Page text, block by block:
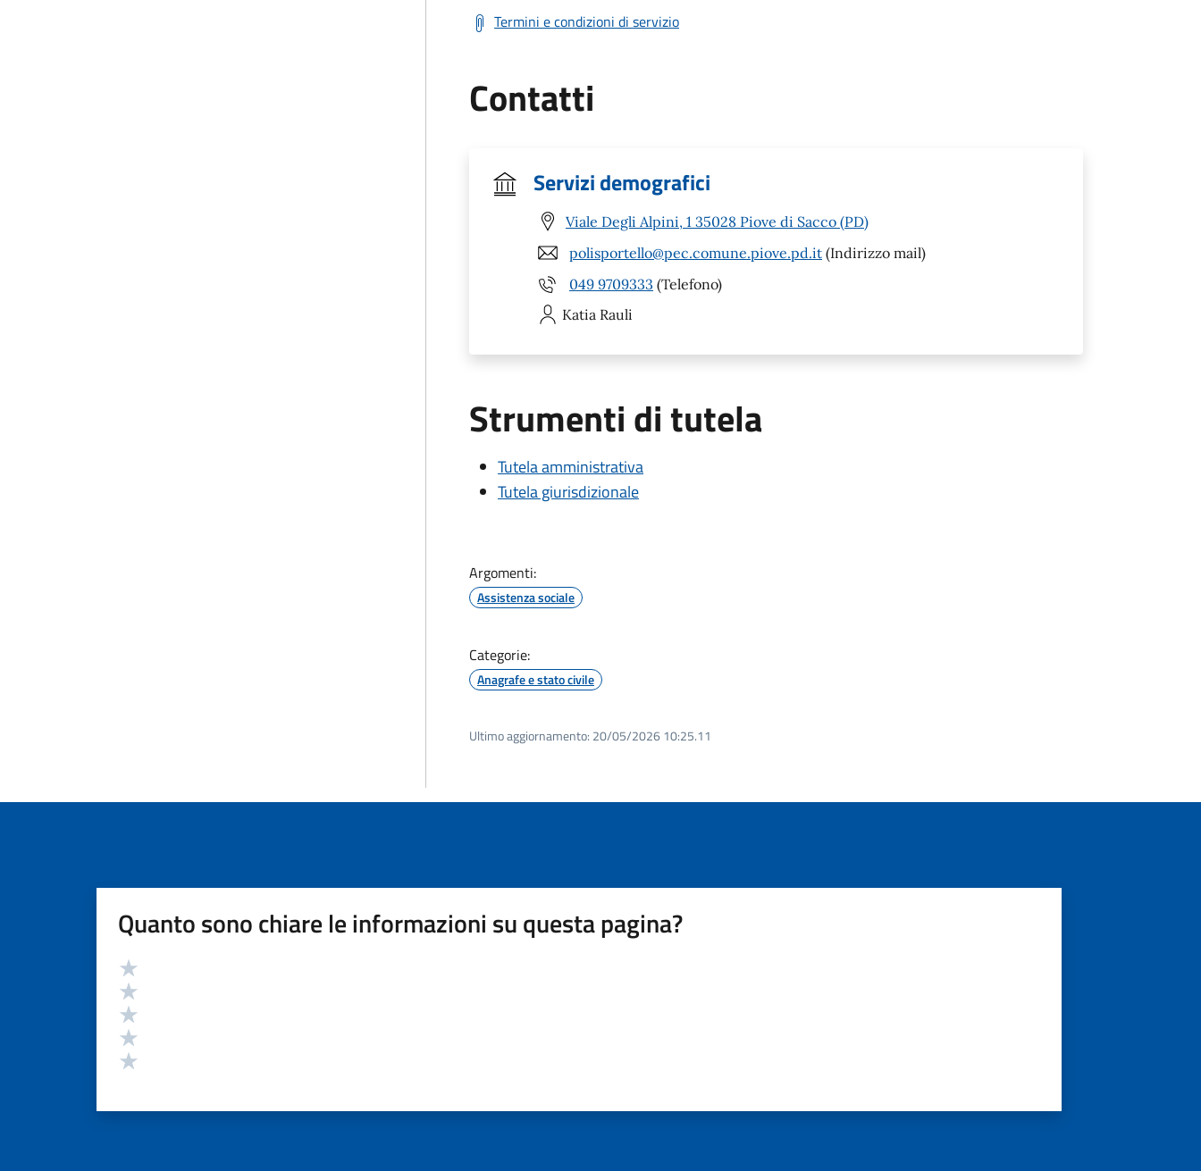
Termini e condizioni di servizio
Contatti
Servizi demografici
Viale Degli Alpini, 1 35028 Piove di Sacco (PD)
polisportello@pec.comune.piove.pd.it (Indirizzo mail)
049 9709333 (Telefono)
Katia Rauli
Strumenti di tutela
Tutela amministrativa
Tutela giurisdizionale
Argomenti:
Assistenza sociale
Categorie:
Anagrafe e stato civile
Ultimo aggiornamento: 20/05/2026 10:25.11
Quanto sono chiare le informazioni su questa pagina?
Valutazione